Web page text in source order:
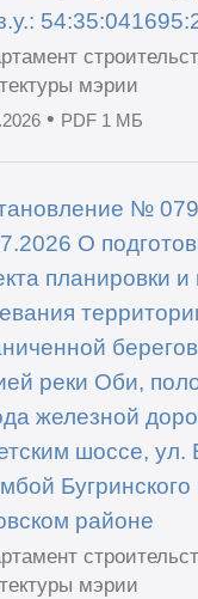
мэрии
• PDF 1 МБ
№
О
планировки и
реки Оби,
железной
шоссе, ул.
районе
мэрии